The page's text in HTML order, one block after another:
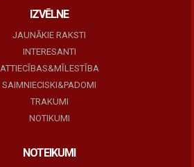
IZVĒLNE
JAUNĀKIE RAKSTI
INTERESANTI
ATTIECĪBAS&MĪLESTĪBA
SAIMNIECISKI&PADOMI
TRAKUMI
NOTIKUMI
NOTEIKUMI